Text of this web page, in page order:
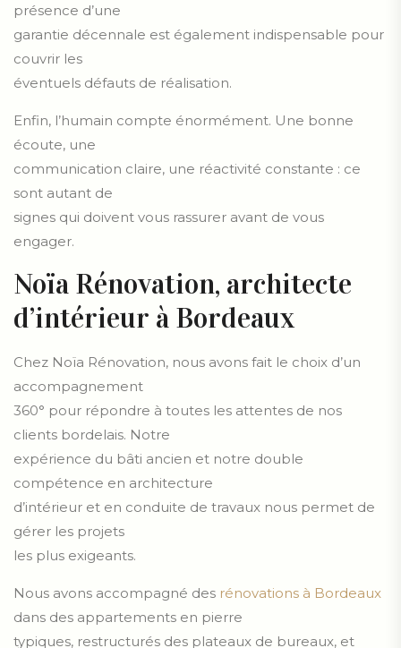
présence d’une
garantie décennale est également indispensable pour
couvrir les
éventuels défauts de réalisation.
Enfin, l’humain compte énormément. Une bonne
écoute, une
communication claire, une réactivité constante : ce
sont autant de
signes qui doivent vous rassurer avant de vous
engager.
Noïa Rénovation, architecte
d’intérieur à Bordeaux
Chez Noïa Rénovation, nous avons fait le choix d’un
accompagnement
360° pour répondre à toutes les attentes de nos
clients bordelais. Notre
expérience du bâti ancien et notre double
compétence en architecture
d’intérieur et en conduite de travaux nous permet de
gérer les projets
les plus exigeants.
Nous avons accompagné des rénovations à Bordeaux
dans des appartements en pierre
typiques, restructurés des plateaux de bureaux, et